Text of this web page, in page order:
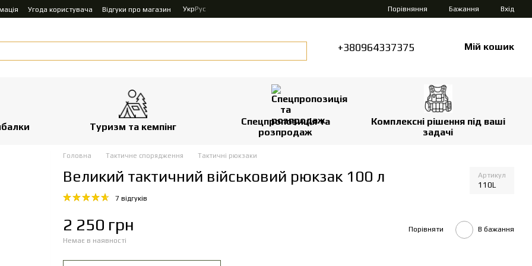
Угода користувача Відгуки про магазин УкрРус Порівняння Бажання Вхід
+380964337375 Мій кошик
Туризм та кемпінг
Спецпропозиція та
розпродаж
Комплексні рішення під ваші
задачі
Головна Тактичне спорядження Тактичні рюкзаки
Великий тактичний військовий рюкзак 100 л Артикул
110L
7 відгуків
2 250 грн
Немає в наявності
Порівняти В бажання